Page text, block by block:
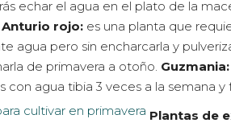
echar el agua en el plato de la
Anturio rojo: es una planta que
agua pero sin encharcarla y
de primavera a otoño. Guzmania:
con agua tibia 3 veces a la semana y
Plantas de